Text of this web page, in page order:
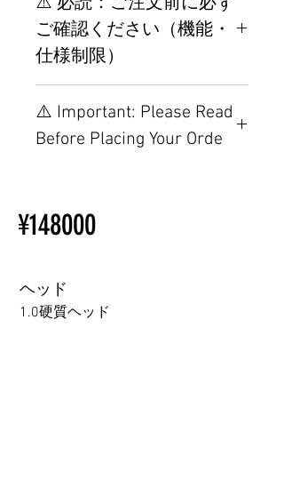
ご確認ください（機能・
仕様制限）
置制限について
その他の配置はTPEに関連し
ラブドール購入前に知ってお
⚠️ Important: Please Read
Before Placing Your Orde
Ordering
Other configurations are related
following webpage.
Beginner’s Purchase Guide
¥148000
ヘッド
1.0硬質ヘッド